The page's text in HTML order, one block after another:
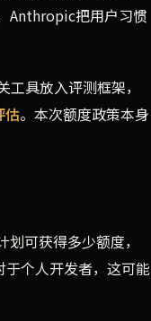
Anthropic把用户习惯
具放入评测框架，
估。本次额度政策本身
可获得多少额度，
个人开发者，这可能